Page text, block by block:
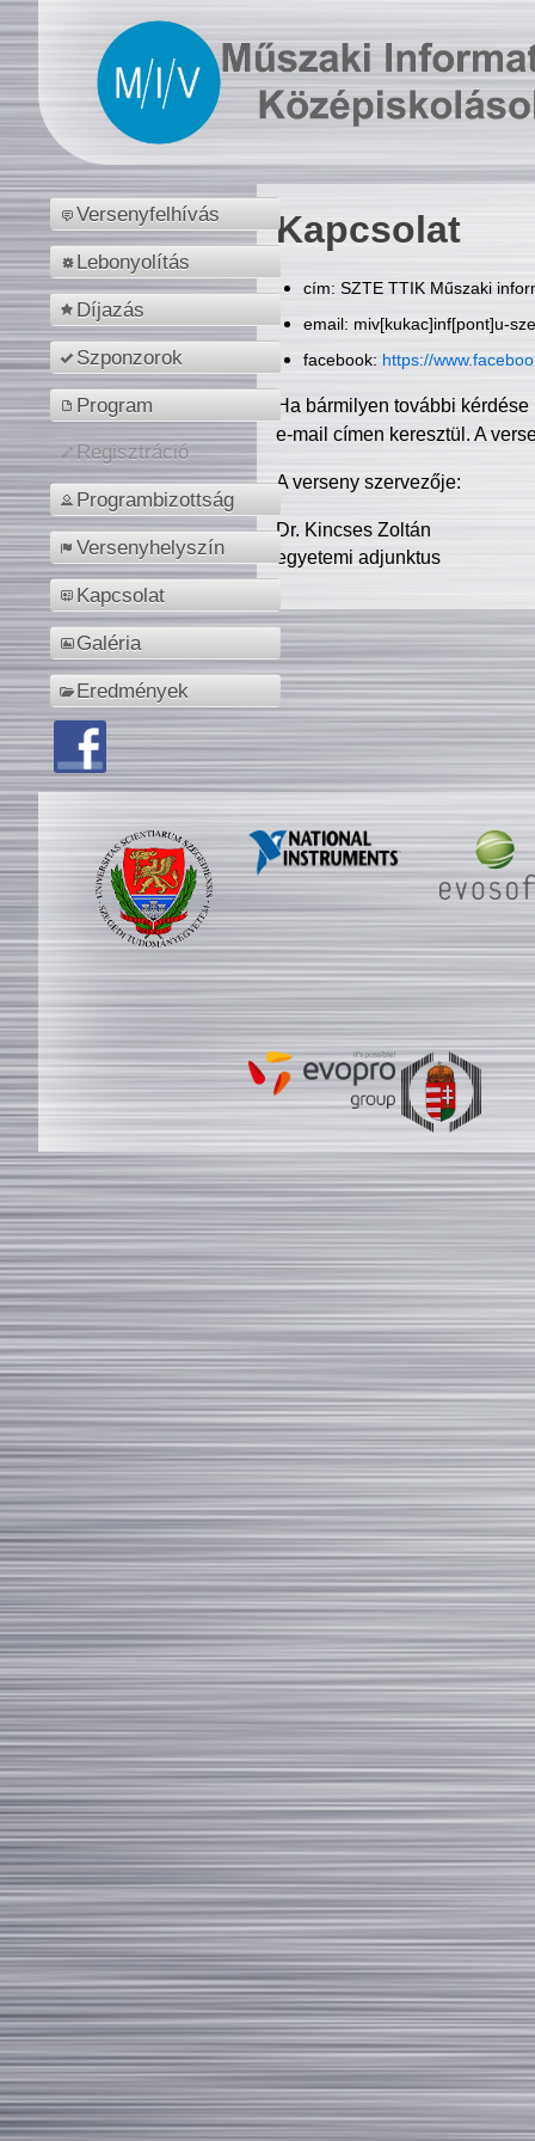
Versenyfelhívás
Lebonyolítás
Díjazás
Szponzorok
Program
Regisztráció
Programbizottság
Versenyhelyszín
Kapcsolat
Galéria
Eredmények
Kapcsolat
cím: SZTE TTIK Műszaki
email: miv[kukac]inf[pont]u-
facebook: https://
Ha bármilyen további
e-mail címen keresztül. A
A verseny szervezője:
Dr. Kincses Zoltán
egyetemi adjunktus